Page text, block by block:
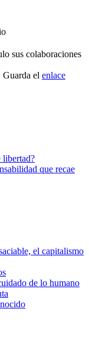
sus colaboraciones
Guarda el enlace
libertad?
que recae
el capitalismo
de lo humano